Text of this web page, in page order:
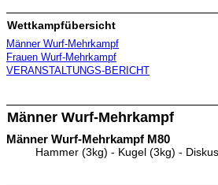
Wettkampfübersicht
Männer Wurf-Mehrkampf
Frauen Wurf-Mehrkampf
VERANSTALTUNGS-BERICHT
Männer Wurf-Mehrkampf
Männer Wurf-Mehrkampf M80
Hammer (3kg) - Kugel (3kg) -